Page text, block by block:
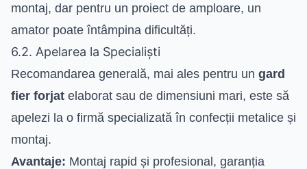
montaj, dar pentru un proiect de amploare, un
amator poate întâmpina dificultăți.
6.2. Apelarea la Specialiști
Recomandarea generală, mai ales pentru un gard
fier forjat elaborat sau de dimensiuni mari, este să
apelezi la o firmă specializată în confecții metalice și
montaj.
Avantaje: Montaj rapid și profesional, garanția